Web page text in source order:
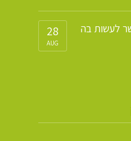
28
AUG